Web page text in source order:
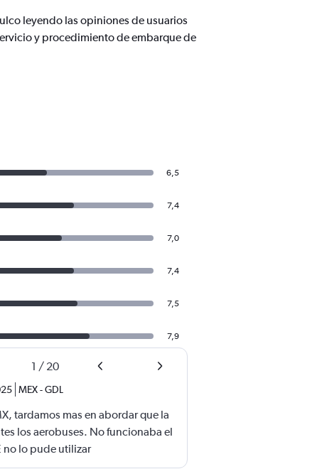
leyendo las opiniones de usuarios
y procedimiento de embarque de
6,5
7,4
7,0
7,4
7,5
7,9
1 / 20
MEX-GDL
tardamos mas en abordar que la
los aerobuses. No funcionaba el
no lo pude utilizar